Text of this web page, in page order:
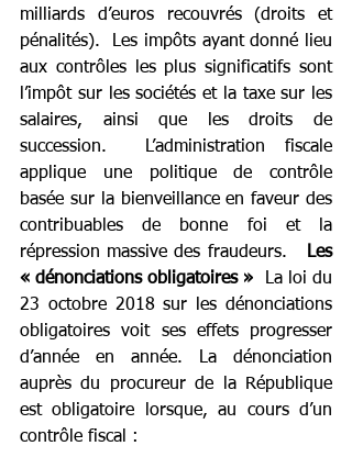
milliards d’euros recouvrés (droits et
pénalités).  Les impôts ayant donné lieu
aux contrôles les plus significatifs sont
l’impôt sur les sociétés et la taxe sur les
salaires, ainsi que les droits de
succession.  L’administration fiscale
applique une politique de contrôle
basée sur la bienveillance en faveur des
contribuables de bonne foi et la
répression massive des fraudeurs. Les
« dénonciations obligatoires »
  La loi du
23 octobre 2018 sur les dénonciations
obligatoires voit ses effets progresser
d’année en année. La dénonciation
auprès du procureur de la République
est obligatoire lorsque, au cours d’un
contrôle fiscal :